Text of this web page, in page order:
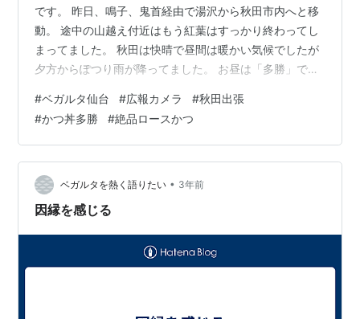
です。 昨日、鳴子、鬼首経由で湯沢から秋田市内へと移
動。 途中の山越え付近はもう紅葉はすっかり終わってし
まってました。 秋田は快晴で昼間は暖かい気候でしたが
夕方からぽつり雨が降ってました。 お昼は「多勝」でと
ロースかつで柔らかく、肉質も素晴らしくて塩、わさ
び、柚子胡椒、おろし大根で食べて、最後は和からしに
ソースで食べました。 夕方遅めに最後の仕事先で打合せ
後はジョイ秋田でジム活とも思いましたが雨降りだしな
んか出かけるのも面倒になりホテルで夕飯もコンビニ飯
で済ませました。 kahoku.new…
#ベガルタ仙台 #広報カメラ #秋田出張
#かつ丼多勝 #絶品ロースかつ
ベガルタを熱く語りたい • 3年前
因縁を感じる